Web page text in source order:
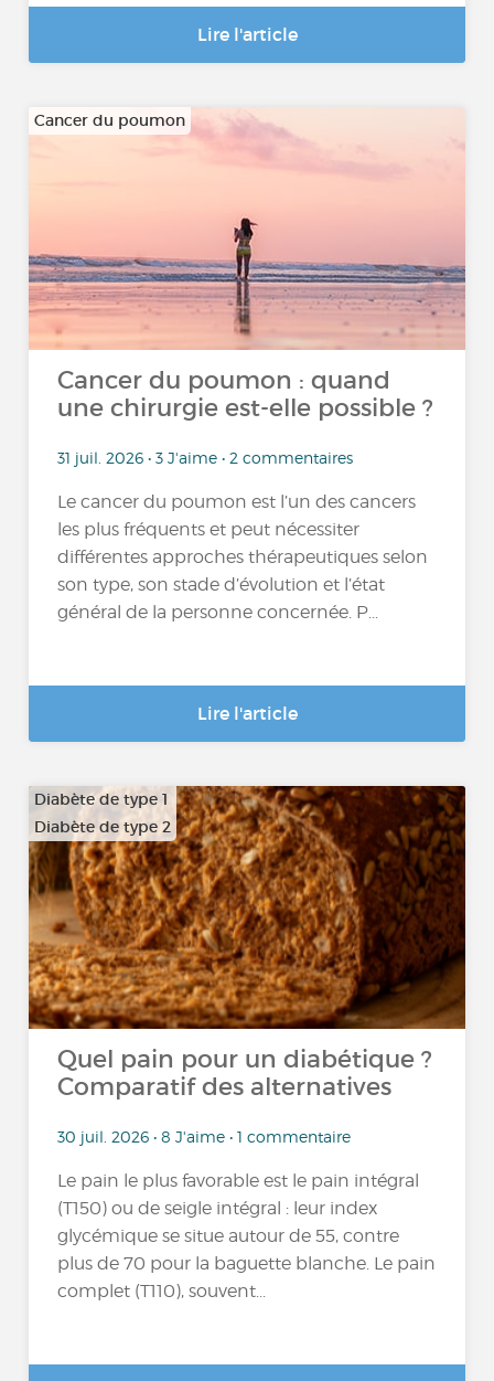
Lire l'article
Cancer du poumon
Cancer du poumon : quand
une chirurgie est-elle possible ?
31 juil. 2026 • 3 J'aime • 2 commentaires
Le cancer du poumon est l’un des cancers
les plus fréquents et peut nécessiter
différentes approches thérapeutiques selon
son type, son stade d’évolution et l’état
général de la personne concernée. P...
Lire l'article
Diabète de type 1
Diabète de type 2
Quel pain pour un diabétique ?
Comparatif des alternatives
30 juil. 2026 • 8 J'aime • 1 commentaire
Le pain le plus favorable est le pain intégral
(T150) ou de seigle intégral : leur index
glycémique se situe autour de 55, contre
plus de 70 pour la baguette blanche. Le pain
complet (T110), souvent...